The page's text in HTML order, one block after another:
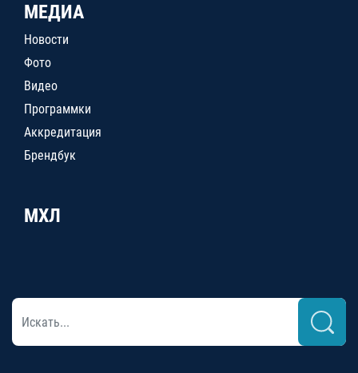
МЕДИА
Новости
Фото
Видео
Программки
Аккредитация
Брендбук
МХЛ